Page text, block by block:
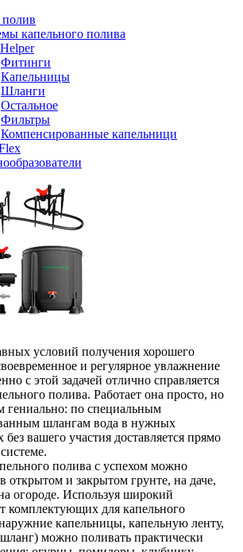
капельного полива
Фитинги
Капельницы
Шланги
Остальное
Фильтры
Компенсированные капельници
условий получения хорошего
и регулярное увлажнение
с этой задачей отлично справляется
полива. Работает она просто, но
гениально: по специальным
шлангам вода в нужных
без вашего участия доставляется прямо
полива с успехом можно
открытом и закрытом грунте, на даче,
огороде. Используя широкий
комплектующих для капельного
капельницы, капельную ленту,
можно поливать практически